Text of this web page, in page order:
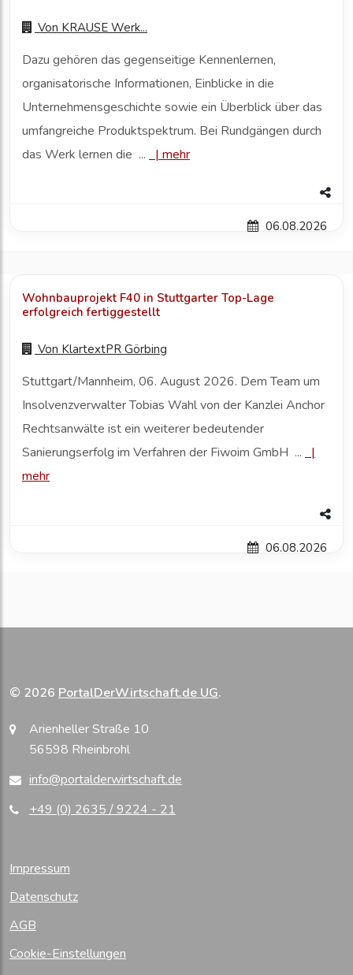
Von KRAUSE Werk...
Dazu gehören das gegenseitige Kennenlernen,
organisatorische Informationen, Einblicke in die
Unternehmensgeschichte sowie ein Überblick über das
umfangreiche Produktspektrum. Bei Rundgängen durch
das Werk lernen die ...
| mehr
06.08.2026
Wohnbauprojekt F40 in Stuttgarter Top-Lage
erfolgreich fertiggestellt
Von KlartextPR Görbing
Stuttgart/Mannheim, 06. August 2026. Dem Team um
Insolvenzverwalter Tobias Wahl von der Kanzlei Anchor
Rechtsanwälte ist ein weiterer bedeutender
Sanierungserfolg im Verfahren der Fiwoim GmbH ...
|
mehr
06.08.2026
© 2026 PortalDerWirtschaft.de UG.
Arienheller Straße 10
56598 Rheinbrohl
info@portalderwirtschaft.de
+49 (0) 2635 / 9224 - 21
Impressum
Datenschutz
AGB
Cookie-Einstellungen